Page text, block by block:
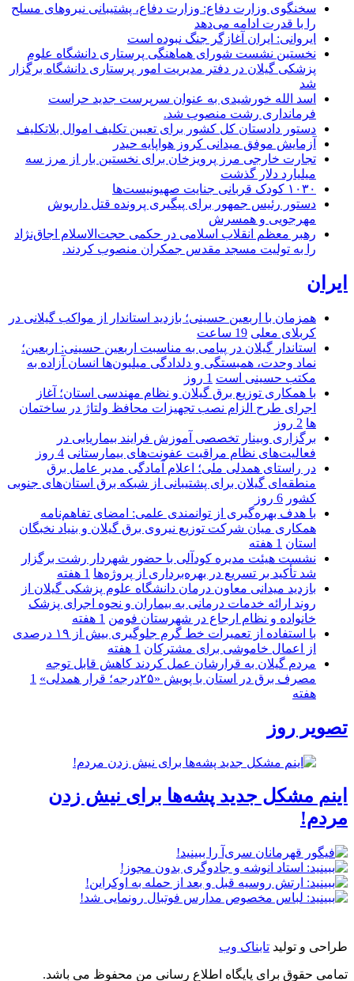
سخنگوی وزارت دفاع: وزارت دفاع، پشتیبانی نیرو‌های مسلح
را با قدرت ادامه می‌دهد
ایروانی: ایران آغازگر جنگ نبوده است
نخستین نشست شورای هماهنگی پرستاری دانشگاه علوم
پزشکی گیلان در دفتر مدیریت امور پرستاری دانشگاه برگزار
شد
اسد الله خورشیدی به عنوان سرپرست جدید حراست
فرمانداری رشت منصوب شد.
دستور دادستان کل کشور برای تعیین تکلیف اموال بلاتکلیف
آزمایش موفق میدانی کروز هواپایه حیدر
تجارت خارجی مرز پرویزخان برای نخستین بار از مرز سه
میلیارد دلار گذشت
۱۰۳۰ کودک قربانی جنایت صهیونیست‌ها
دستور رئیس جمهور برای پیگیری پرونده قتل داریوش
مهرجویی و همسرش
رهبر معظم انقلاب اسلامی در حکمی حجت‌الاسلام اجاق‌نژاد
را به تولیت مسجد مقدس جمکران منصوب کردند.
ایران
همزمان با اربعین حسینی؛ بازدید استاندار از مواکب گیلانی در
کربلای معلی 19 ساعت
استاندار گیلان در پیامی به مناسبت اربعین حسینی: اربعین؛
نماد وحدت، همبستگی و دلدادگی میلیون‌ها انسان آزاده به
مکتب حسینی است 1 روز
با همکاری توزیع برق گیلان و نظام مهندسی استان؛ آغاز
اجرای طرح الزام نصب تجهیزات محافظ ولتاژ در ساختمان
ها 2 روز
برگزاری وبینار تخصصی آموزش فرایند بیماریابی در
فعالیت‌های نظام مراقبت عفونت‌های بیمارستانی 4 روز
در راستای همدلی ملی؛ اعلام آمادگی مدیر عامل برق
منطقه‌ای گیلان برای پشتیبانی از شبكه برق استان‌های جنوبی
كشور 6 روز
با هدف بهره‌گیری از توانمندی علمی: امضای تفاهم‌نامه
همكاری میان شركت توزیع نیروی برق گیلان و بنیاد نخبگان
استان 1 هفته
نشست هیئت مدیره کودآلی با حضور شهردار رشت برگزار
شد تأکید بر تسریع در بهره‌برداری از پروژه‌ها 1 هفته
بازدید میدانی معاون درمان دانشگاه علوم پزشکی گیلان از
روند ارائه خدمات درمانی به بیماران و نحوه اجرای پزشک
خانواده و نظام ارجاع در شهرستان فومن 1 هفته
با استفاده از تعمیرات خط گرم جلوگیری بیش از ۱۹ درصدی
از اعمال خاموشی برای مشتركان 1 هفته
مردم گیلان به قرارشان عمل کردند كاهش قابل توجه
مصرف برق در استان با پویش «۲۵درجه؛ قرار همدلی»
1
هفته
تصویر روز
اینم مشکل جدید پشه‌ها برای نیش زدن
مردم!
طراحی و تولید تابناک وب
تمامی حقوق برای پایگاه اطلاع رسانی من محفوظ می باشد.